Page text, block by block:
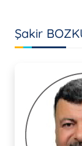
Şakir